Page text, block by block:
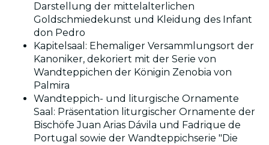
Darstellung der mittelalterlichen
Goldschmiedekunst und Kleidung des Infant
don Pedro
Kapitelsaal: Ehemaliger Versammlungsort der
Kanoniker, dekoriert mit der Serie von
Wandteppichen der Königin Zenobia von
Palmira
Wandteppich- und liturgische Ornamente
Saal: Präsentation liturgischer Ornamente der
Bischöfe Juan Arias Dávila und Fadrique de
Portugal sowie der Wandteppichserie "Die